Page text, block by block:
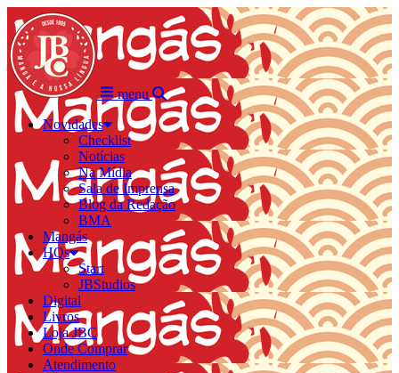
menu
Novidades
Checklist
Notícias
Na Mídia
Sala de Imprensa
Blog da Redação
BMA
Mangás
HQs
Start
JBStudios
Digital
Livros
Loja JBC
Onde Comprar
Atendimento